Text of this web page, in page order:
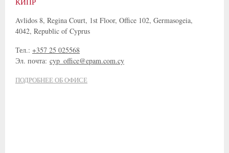
Avlidos 8, Regina Court, 1st Floor, Office 102, Germasogeia,
4042, Republic of Cyprus
Тел.: +357 25 025568
Эл. почта: cyp_office@epam.com.cy
ПОДРОБНЕЕ ОБ ОФИСЕ